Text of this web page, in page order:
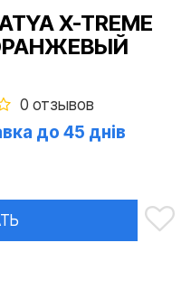
X-TREME
0 отзывов
до 45 днів